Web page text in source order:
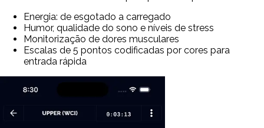
Energia: de esgotado a carregado
Humor, qualidade do sono e níveis de stress
Monitorização de dores musculares
Escalas de 5 pontos codificadas por cores para
entrada rápida